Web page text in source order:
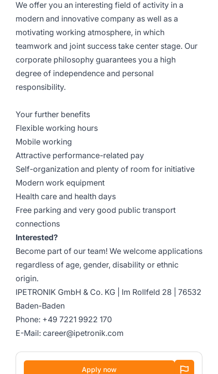
We offer you an interesting field of activity in a
modern and innovative company as well as a
motivating working atmosphere, in which
teamwork and joint success take center stage. Our
corporate philosophy guarantees you a high
degree of independence and personal
responsibility.
Your further benefits
Flexible working hours
Mobile working
Attractive performance-related pay
Self-organization and plenty of room for initiative
Modern work equipment
Health care and health days
Free parking and very good public transport
connections
Interested?
Become part of our team! We welcome applications
regardless of age, gender, disability or ethnic
origin.
IPETRONIK GmbH & Co. KG | Im Rollfeld 28 | 76532
Baden-Baden
Phone: +49 7221 9922 170
E-Mail: career@ipetronik.com
Apply now